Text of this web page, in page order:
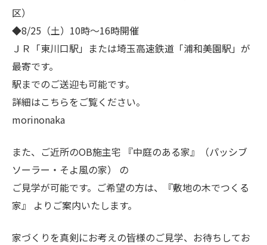
区）
◆8/25（土）10時～16時開催
ＪＲ「東川口駅」または埼玉高速鉄道「浦和美園駅」が
最寄です。
駅までのご送迎も可能です。
詳細はこちらをご覧ください。
morinonaka
また、ご近所のOB施主宅 『中庭のある家』（パッシブ
ソーラー・そよ風の家） の
ご見学が可能です。ご希望の方は、『敷地の木でつくる
家』 よりご案内いたします。
家づくりを真剣にお考えの皆様のご見学、お待ちしてお